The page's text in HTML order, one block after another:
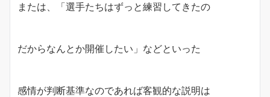
または、「選手たちはずっと練習してきたの
だからなんとか開催したい」などといった
感情が判断基準なのであれば客観的な説明は